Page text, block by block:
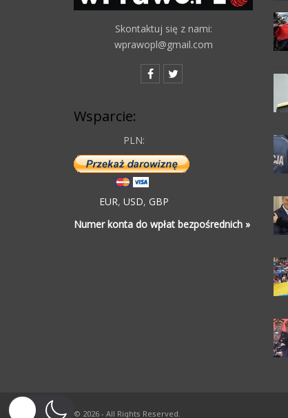
Skontaktuj się z nami:
wprawopl@gmail.com
Wsparcie:
PLN:
EUR, USD, GBP
Numer konta do wpłat bezpośrednich »
© 2026 - All Rights Reserved.